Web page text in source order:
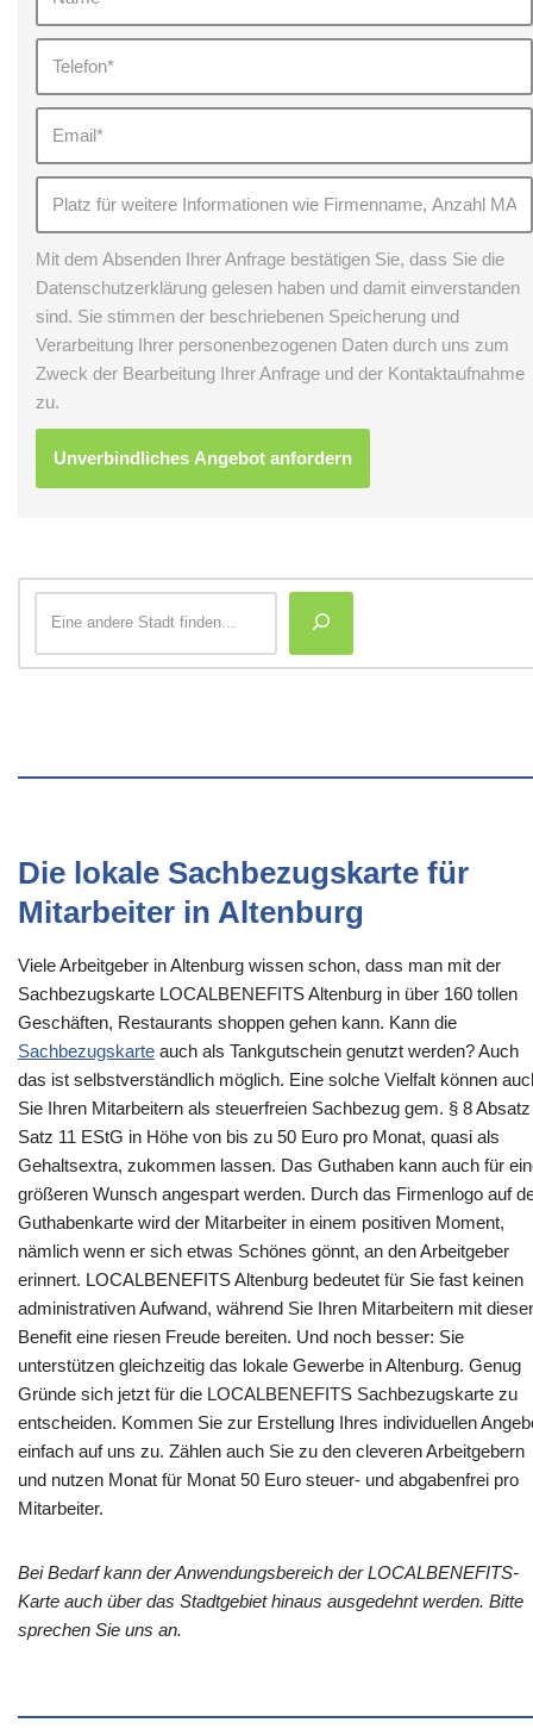
Mit dem Absenden Ihrer Anfrage bestätigen Sie, dass Sie die
Datenschutzerklärung gelesen haben und damit einverstanden
sind. Sie stimmen der beschriebenen Speicherung und
Verarbeitung Ihrer personenbezogenen Daten durch uns zum
Zweck der Bearbeitung Ihrer Anfrage und der Kontaktaufnahme
zu.
Die lokale Sachbezugskarte für
Mitarbeiter in Altenburg
Viele Arbeitgeber in Altenburg wissen schon, dass man mit der
Sachbezugskarte LOCALBENEFITS Altenburg in über 160 tollen
Geschäften, Restaurants shoppen gehen kann. Kann die
Sachbezugskarte auch als Tankgutschein genutzt werden? Auch
das ist selbstverständlich möglich. Eine solche Vielfalt können
Sie Ihren Mitarbeitern als steuerfreien Sachbezug gem. § 8
Satz 11 EStG in Höhe von bis zu 50 Euro pro Monat, quasi als
Gehaltsextra, zukommen lassen. Das Guthaben kann auch für
größeren Wunsch angespart werden. Durch das Firmenlogo auf
Guthabenkarte wird der Mitarbeiter in einem positiven Moment,
nämlich wenn er sich etwas Schönes gönnt, an den Arbeitgeber
erinnert. LOCALBENEFITS Altenburg bedeutet für Sie fast keinen
administrativen Aufwand, während Sie Ihren Mitarbeitern mit
Benefit eine riesen Freude bereiten. Und noch besser: Sie
unterstützen gleichzeitig das lokale Gewerbe in Altenburg. Genug
Gründe sich jetzt für die LOCALBENEFITS Sachbezugskarte zu
entscheiden. Kommen Sie zur Erstellung Ihres individuellen
einfach auf uns zu. Zählen auch Sie zu den cleveren Arbeitgebern
und nutzen Monat für Monat 50 Euro steuer- und abgabenfrei pro
Mitarbeiter.
Bei Bedarf kann der Anwendungsbereich der LOCALBENEFITS-
Karte auch über das Stadtgebiet hinaus ausgedehnt werden. Bitte
sprechen Sie uns an.